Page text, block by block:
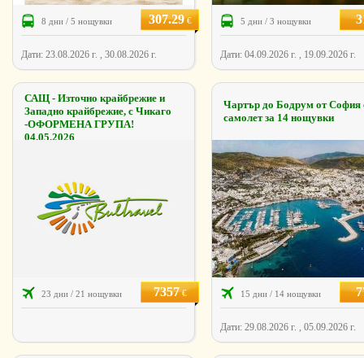
8 дни / 5 нощувки 307.29€
Дати: 23.08.2026 г. , 30.08.2026 г.
5 дни / 3 нощувки
Дати: 04.09.2026 г. , 19.09.2026 г.
САЩ - Източно крайбрежиe и
Западно крайбрежие, с Чикаго
-ОФОРМЕНА ГРУПА!
04.05.2026
23 дни / 21 нощувки 7357€
Чартър до Бодрум от София
самолет за 14 нощувки
15 дни / 14 нощувки
Дати: 29.08.2026 г. , 05.09.2026 г.